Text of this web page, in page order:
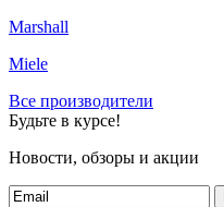
Marshall
Miele
Все производители
Будьте в курсе!
Новости, обзоры и акции